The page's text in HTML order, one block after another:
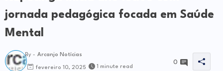
jornada pedagógica focada em Saúde
Mental
By - Arcanjo Notícias
fevereiro 10, 2025 1 minute read
0